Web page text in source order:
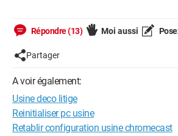
Répondre (13) Moi aussi
Partager
A voir également:
Usine deco litige
Reinitialiser pc usine
Retablir configuration usine chromecast